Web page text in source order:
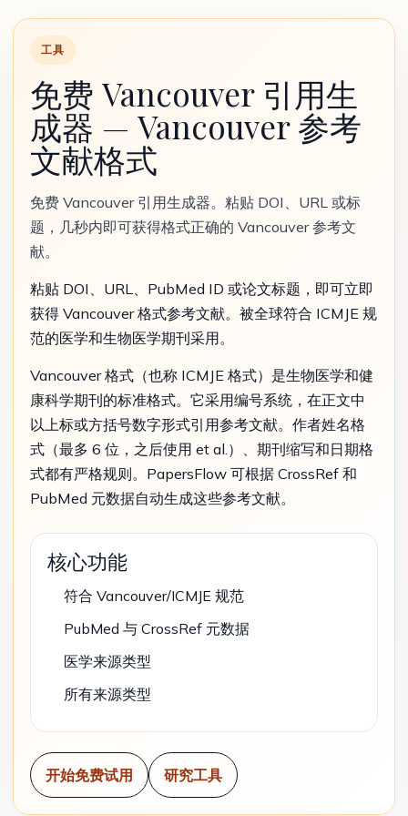
工具
免费 Vancouver 引用生
成器 — Vancouver 参考
文献格式
免费 Vancouver 引用生成器。粘贴 DOI、URL 或标
题，几秒内即可获得格式正确的 Vancouver 参考文
献。
粘贴 DOI、URL、PubMed ID 或论文标题，即可立即
获得 Vancouver 格式参考文献。被全球符合 ICMJE 规
范的医学和生物医学期刊采用。
Vancouver 格式（也称 ICMJE 格式）是生物医学和健
康科学期刊的标准格式。它采用编号系统，在正文中
以上标或方括号数字形式引用参考文献。作者姓名格
式（最多 6 位，之后使用 et al.）、期刊缩写和日期格
式都有严格规则。PapersFlow 可根据 CrossRef 和
PubMed 元数据自动生成这些参考文献。
核心功能
符合 Vancouver/ICMJE 规范
PubMed 与 CrossRef 元数据
医学来源类型
所有来源类型
开始免费试用 研究工具